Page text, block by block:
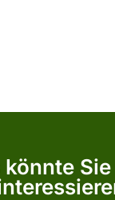
könnte